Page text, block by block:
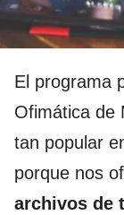
El programa
Ofimática de
tan popular
porque nos
archivos de